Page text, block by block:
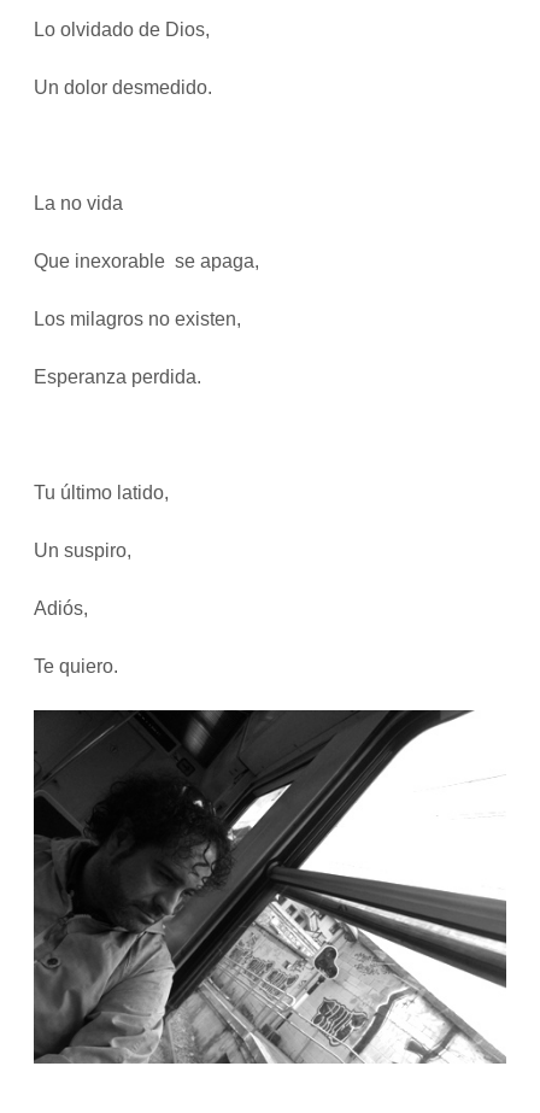
Lo olvidado de Dios,
Un dolor desmedido.
La no vida
Que inexorable se apaga,
Los milagros no existen,
Esperanza perdida.
Tu último latido,
Un suspiro,
Adiós,
Te quiero.